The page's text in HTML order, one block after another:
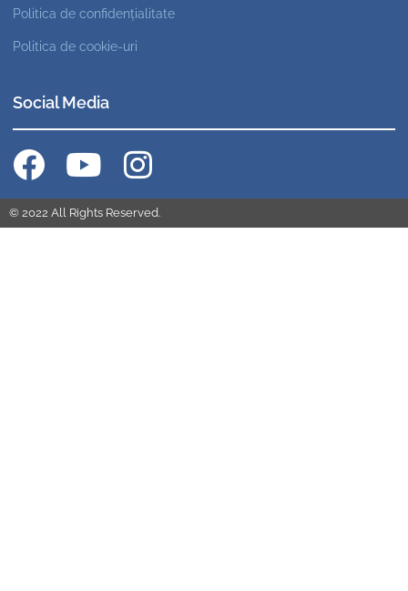
Politica de confidențialitate
Politica de cookie-uri
Social Media
© 2022 All Rights Reserved.